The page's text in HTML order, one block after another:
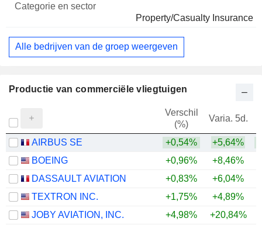
Property/Casualty Insurance
Alle bedrijven van de groep weergeven
Productie van commerciële vliegtuigen
Verschil
(%)
Varia. 5d.
AIRBUS SE +0,54% +5,64%
BOEING
+0,96% +8,46%
DASSAULT AVIATION
+0,83% +6,04%
TEXTRON INC.
+1,75% +4,89%
JOBY AVIATION, INC.
+4,98% +20,84%